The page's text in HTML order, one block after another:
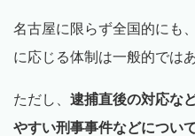
名古屋に限らず全国的にも
に応じる体制は一般的では
ただし、 逮捕直後の対応な
やすい刑事事件などについ